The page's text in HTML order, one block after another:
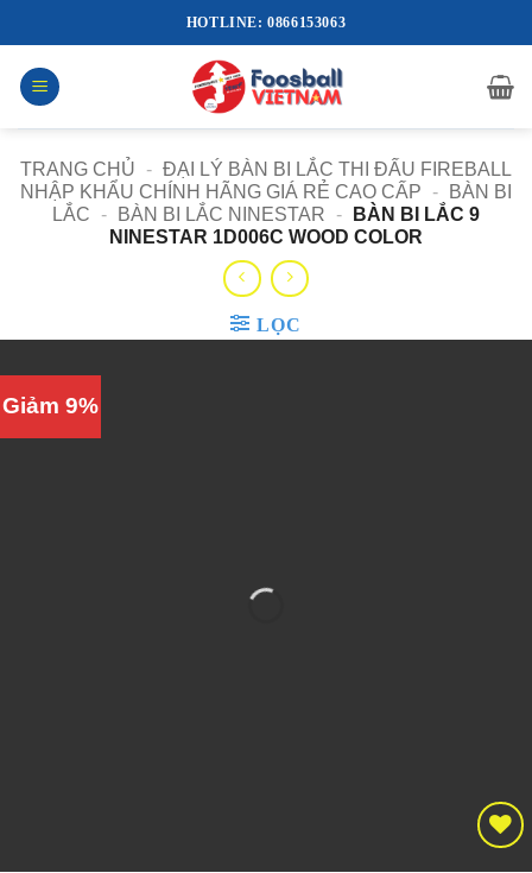
qua
nội
dung
HOTLINE: 0866153063
TRANG CHỦ - ĐẠI LÝ BÀN BI LẮC THI ĐẤU FIREBALL
NHẬP KHẨU CHÍNH HÃNG GIÁ RẺ CAO CẤP
-
BÀN BI
LẮC
- BÀN BI LẮC NINESTAR -
BÀN BI LẮC 9
NINESTAR 1D006C WOOD COLOR
LỌC
Giảm 9%